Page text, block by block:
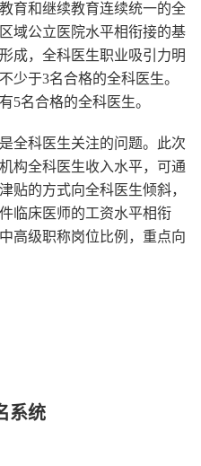
育和继续教育连续统一的全
域公立医院水平相衔接的基
成，全科医生职业吸引力明
少于3名合格的全科医生。
5名合格的全科医生。
全科医生关注的问题。此次
构全科医生收入水平，可通
贴的方式向全科医生倾斜，
临床医师的工资水平相衔
高级职称岗位比例，重点向
系统